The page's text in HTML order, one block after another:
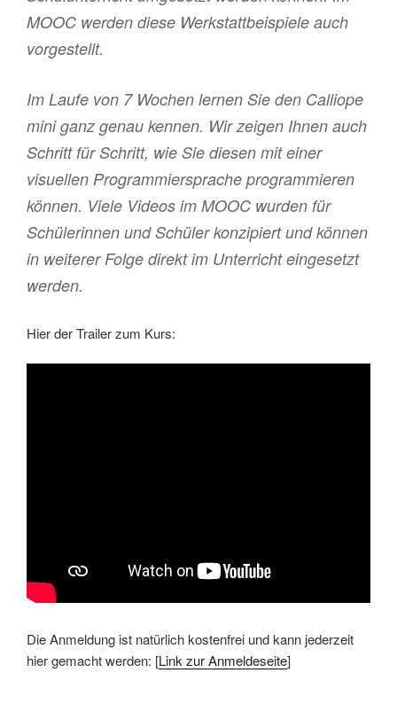
MOOC werden diese Werkstattbeispiele auch
vorgestellt.
Im Laufe von 7 Wochen lernen Sie den Calliope
mini ganz genau kennen. Wir zeigen Ihnen auch
Schritt für Schritt, wie Sie diesen mit einer
visuellen Programmiersprache programmieren
können. Viele Videos im MOOC wurden für
Schülerinnen und Schüler konzipiert und können
in weiterer Folge direkt im Unterricht eingesetzt
werden.
Hier der Trailer zum Kurs:
Die Anmeldung ist natürlich kostenfrei und kann jederzeit
hier gemacht werden: [Link zur Anmeldeseite]